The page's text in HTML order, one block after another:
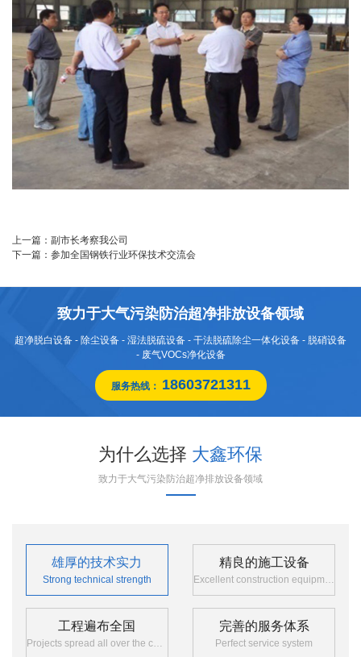
上一篇： 副市长考察我公司
下一篇： 参加全国钢铁行业环保技术交流会
致力于大气污染防治超净排放设备领域
超净脱白设备 - 除尘设备 - 湿法脱硫设备 - 干法脱硫除尘一体化设备 - 脱硝设备
- 废气VOCs净化设备
服务热线： 18603721311
为什么选择 大鑫环保
致力于大气污染防治超净排放设备领域
雄厚的技术实力
Strong technical strength
精良的施工设备
Excellent construction equipment
工程遍布全国
Projects spread all over the country
完善的服务体系
Perfect service system